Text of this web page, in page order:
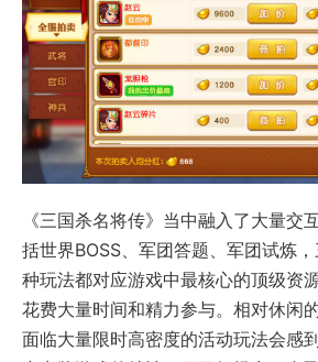
《三国杀名将传》当中融入了大量交
括世界BOSS、军团答题、军团试炼
种玩法都对应游戏中最核心的顶级资
花费大量时间和精力参与。相对休闲
面临大量限时高密度的活动玩法会感